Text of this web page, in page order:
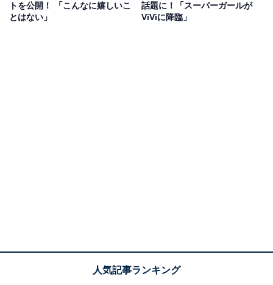
トを公開！ 「こんなに嬉しいこ
とはない」
話題に！「スーパーガールが
ViViに降臨」